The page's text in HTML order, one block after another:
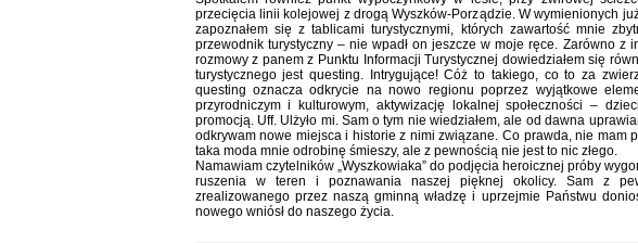
przecięcia linii kolejowej z drogą Wyszków-Porządzie. W wymienionych
zapoznałem się z tablicami turystycznymi, których zawartość mnie
przewodnik turystyczny – nie wpadł on jeszcze w moje ręce. Zarówno z
rozmowy z panem z Punktu Informacji Turystycznej dowiedziałem się
turystycznego jest questing. Intrygujące! Cóż to takiego, co to za
questing oznacza odkrycie na nowo regionu poprzez wyjątkowe
przyrodniczym i kulturowym, aktywizację lokalnej społeczności –
promocją. Uff. Ulżyło mi. Sam o tym nie wiedziałem, ale od dawna
odkrywam nowe miejsca i historie z nimi związane. Co prawda, nie mam
taka moda mnie odrobinę śmieszy, ale z pewnością nie jest to nic złego.
Namawiam czytelników „Wyszkowiaka” do podjęcia heroicznej próby
ruszenia w teren i poznawania naszej pięknej okolicy. Sam z
zrealizowanego przez naszą gminną władzę i uprzejmie Państwu
nowego wniósł do naszego życia.